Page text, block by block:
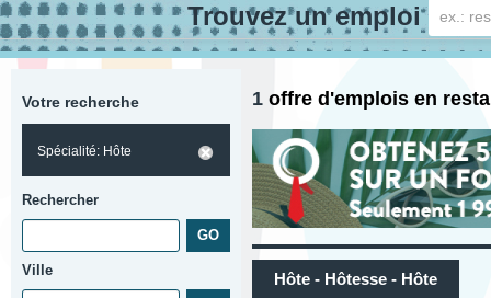
Trouvez un emploi
Votre recherche
Spécialité: Hôte
Rechercher
Ville
1 offre d'emplois en
Hôte - Hôtesse - Hôte